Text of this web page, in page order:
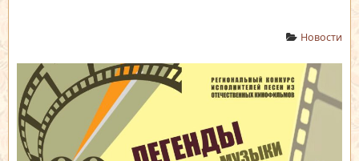
Новости